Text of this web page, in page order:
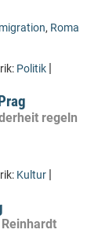
, Roma
Politik |
regeln
Kultur |